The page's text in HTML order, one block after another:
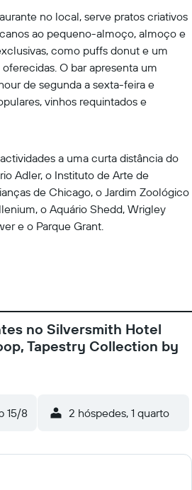
no local, serve pratos criativos
ao pequeno-almoço, almoço e
como puffs donut e um
O bar apresenta um
de segunda a sexta-feira e
vinhos requintados e
a uma curta distância do
Adler, o Instituto de Arte de
de Chicago, o Jardim Zoológico
o Aquário Shedd, Wrigley
e o Parque Grant.
no Silversmith Hotel
Tapestry Collection by
15/8 2 hóspedes, 1 quarto